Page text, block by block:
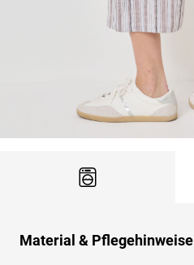
Material & Pflegehinweise